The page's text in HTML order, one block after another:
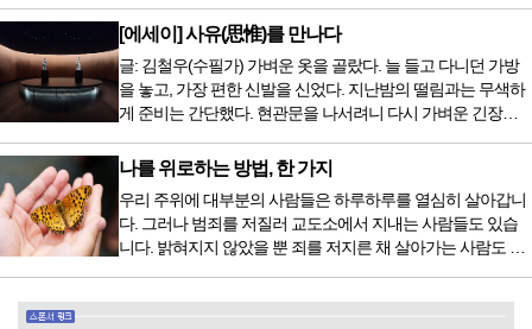
는 없지만 치료...
저녁을 습관적으로 음식을 섭취한다. 게다가 밤늦은 시간까지
음식을 먹거나, 아침에 식욕이 없는데도 ‘아침을 먹어야 하루
가 활기차다’라는 이야기에 사로잡혀 억지로 먹는 경우가 많
다. 식욕이 없다는 느낌은 본능이 보내는 신호다. 즉 먹어도 소
화할 힘이 없다거나 더 이상 먹으면 혈액 안에 잉여물...
[에세이] 사유(思惟)를 만나다
글: 김철우(수필가) 가벼운 옷을 골랐다. 늘 들고 다니던 가방
을 놓고, 가장 편한 신발을 신었다. 지난밤의 떨림과는 무색하
게 준비는 간단했다. 현관문을 나서려니 다시 가벼운 긴장감
막이 열리기 전. 그 특유의 무대 냄새를 맡았을 때의 긴장감 같
은 것이었다. 두 금동 미륵 반가사유상을 만나러 가는 길은 그
렇게 시작됐다. 두 반가사유상을 알게 된 것은 몇 해 전이었다.
잡지의 발행인으로 독자에게 선보일 좋은 콘텐츠를 고민하던
중 우리 문화재를 하나씩 소개하고자...
나를 위로하는 방법, 한 가지
우리 주위에 대부분의 사람들은 하루하루를 열심히 살아갑니
다. 그러나 범죄를 저질러 교도소에서 지내는 사람들도 있습
니다. 밝혀지지 않았을 뿐 죄를 저지른 채 살아가는 사람도 있